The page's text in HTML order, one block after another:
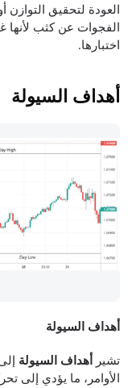
العودة لتحقيق
الفجوات عن كثب لأنها
اختبارها.
أهداف السيولة
أهداف السيولة
تشير أهداف السيولة
الأوامر، ما يؤدي إلى